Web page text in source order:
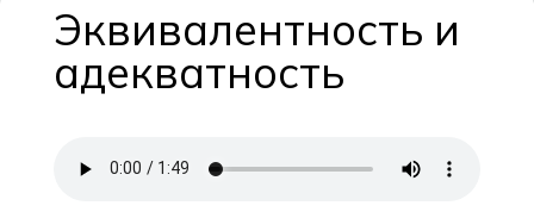
Эквивалентность и
адекватность